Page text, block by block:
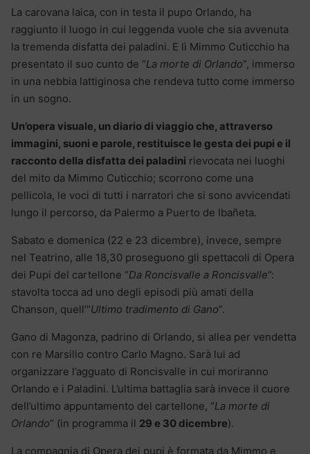
La carovana laica, con in testa il pupo Orlando, ha
raggiunto il luogo in cui leggenda vuole che sia avvenuta
la tremenda disfatta dei paladini. E lì Mimmo Cuticchio ha
presentato il suo cunto de “La morte di Orlando”, immerso
in una nebbia lattiginosa che rendeva tutto come immerso
in un sogno.
Un’opera visuale, un diario di viaggio che, attraverso
immagini, suoni e parole, restituisce le gesta dei pupi e il
racconto della disfatta dei paladini rievocata nei luoghi
del mito da Mimmo Cuticchio; scorrono come una
pellicola, le voci di tutti i narratori che si sono avvicendati
lungo il percorso, da Palermo a Puerto de Ibañeta.
Sabato e domenica (22 e 23 dicembre), invece, sempre
nel Teatrino, alle 18,30 proseguono gli spettacoli di Opera
dei Pupi del cartellone “Da Roncisvalle a Roncisvalle”:
stavolta tocca ad uno degli episodi più amati della
Chanson, quell’“Ultimo tradimento di Gano”.
Gano di Magonza, padrino di Orlando, si allea per vendetta
con re Marsilio contro Carlo Magno. Sarà lui ad
organizzare l’agguato di Roncisvalle in cui moriranno
Orlando e i Paladini. L’ultima battaglia sarà invece il cuore
dell’ultimo appuntamento del cartellone, “La morte di
Orlando” (in programma il 29 e 30 dicembre).
La compagnia di Opera dei pupi è formata da Mimmo e